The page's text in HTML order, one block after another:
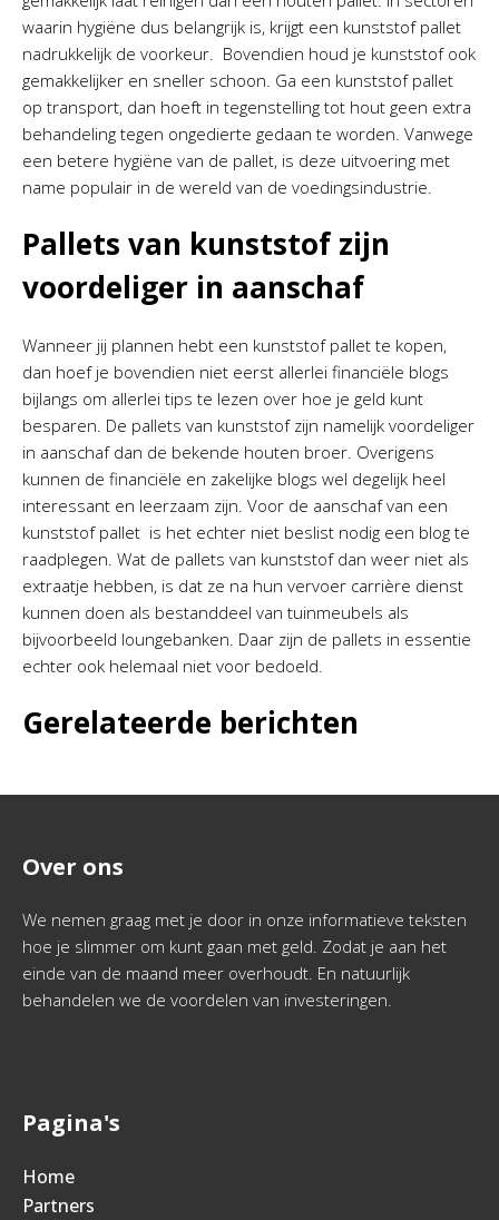
waarin hygiëne dus belangrijk is, krijgt een kunststof pallet
nadrukkelijk de voorkeur. Bovendien houd je kunststof ook
gemakkelijker en sneller schoon. Ga een kunststof pallet
op transport, dan hoeft in tegenstelling tot hout geen extra
behandeling tegen ongedierte gedaan te worden. Vanwege
een betere hygiëne van de pallet, is deze uitvoering met
name populair in de wereld van de voedingsindustrie.
Pallets van kunststof zijn
voordeliger in aanschaf
Wanneer jij plannen hebt een kunststof pallet te kopen,
dan hoef je bovendien niet eerst allerlei financiële blogs
bijlangs om allerlei tips te lezen over hoe je geld kunt
besparen. De pallets van kunststof zijn namelijk voordeliger
in aanschaf dan de bekende houten broer. Overigens
kunnen de financiële en zakelijke blogs wel degelijk heel
interessant en leerzaam zijn. Voor de aanschaf van een
kunststof pallet is het echter niet beslist nodig een blog te
raadplegen. Wat de pallets van kunststof dan weer niet als
extraatje hebben, is dat ze na hun vervoer carrière dienst
kunnen doen als bestanddeel van tuinmeubels als
bijvoorbeeld loungebanken. Daar zijn de pallets in essentie
echter ook helemaal niet voor bedoeld.
Gerelateerde berichten
Over ons
We nemen graag met je door in onze informatieve teksten
hoe je slimmer om kunt gaan met geld. Zodat je aan het
einde van de maand meer overhoudt. En natuurlijk
behandelen we de voordelen van investeringen.
Pagina's
Home
Partners